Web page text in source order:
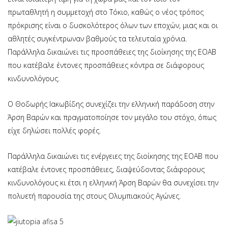
πρωταθλητή η συμμετοχή στο Τόκιο, καθώς ο νέος τρόπος
πρόκρισης είναι ο δυσκολότερος όλων των εποχών, μιας και οι
αθλητές συγκέντρωναν βαθμούς τα τελευταία χρόνια.
Παράλληλα δικαιώνει τις προσπάθειες της διοίκησης της ΕΟΑΒ
που κατέβαλε έντονες προσπάθειες κόντρα σε διάφορους
κινδυνολόγους.
Ο Θοδωρής Ιακωβίδης συνεχίζει την ελληνική παράδοση στην
Άρση Βαρών και πραγματοποίησε τον μεγάλο του στόχο, όπως
είχε δηλώσει πολλές φορές.
Παράλληλα δικαιώνει τις ενέργειες της διοίκησης της ΕΟΑΒ που
κατέβαλε έντονες προσπάθειες, διαψεύδοντας διάφορους
κινδυνολόγους κι έτσι η ελληνική Άρση Βαρών θα συνεχίσει την
πολυετή παρουσία της στους Ολυμπιακούς Αγώνες.